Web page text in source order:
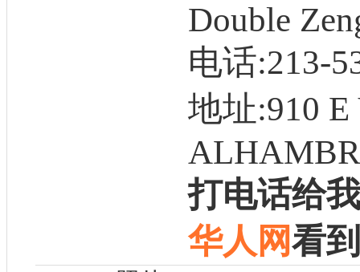
Double
电话:213-
地址:910
打电话给
华人网看